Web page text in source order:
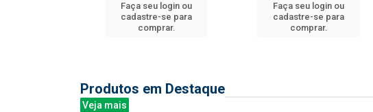
Faça seu login ou
cadastre-se para
comprar.
Faça seu login ou
cadastre-se para
comprar.
Produtos em Destaque
Veja mais